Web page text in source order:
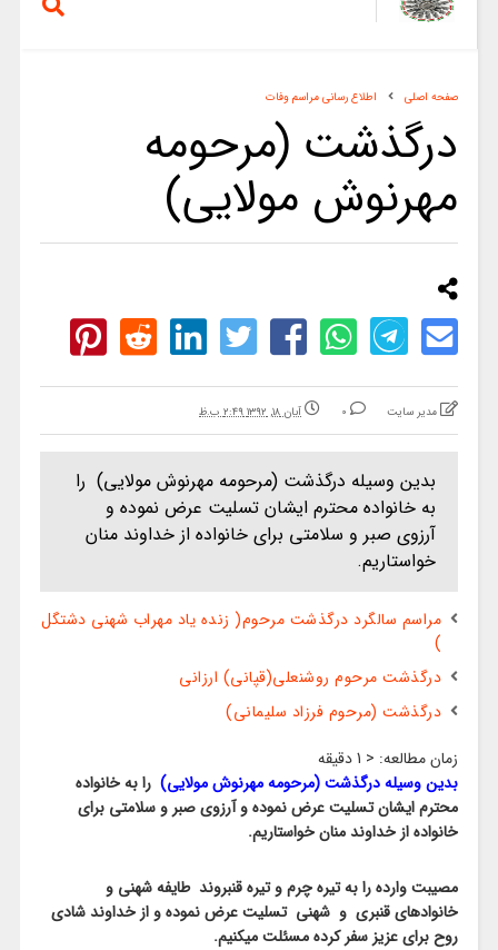
صفحه اصلی اطلاع رسانی مراسم وفات
درگذشت (مرحومه
مهرنوش مولایی)
مدیر سایت 0 آبان ۱۸, ۱۳۹۲ ۲:۴۹ ب.ظ
بدین وسیله درگذشت (مرحومه مهرنوش مولایی) را
به خانواده محترم ایشان تسلیت عرض نموده و
آرزوی صبر و سلامتی برای خانواده از خداوند منان
خواستاریم.
مراسم سالگرد درگذشت مرحوم( زنده یاد مهراب شهنی دشتگل
)
درگذشت مرحوم روشنعلی(قپانی) ارزانی
درگذشت (مرحوم فرزاد سلیمانی)
زمان مطالعه: < 1 دقیقه
بدین وسیله درگذشت (مرحومه مهرنوش مولایی) را به خانواده
محترم ایشان تسلیت عرض نموده و آرزوی صبر و سلامتی برای
خانواده از خداوند منان خواستاریم.
مصیبت وارده را به تیره چرم و تیره قنبروند طایفه شهنی و
خانوادهای قنبری و شهنی تسلیت عرض نموده و از خداوند شادی
روح برای عزیز سفر کرده مسئلت میکنیم.